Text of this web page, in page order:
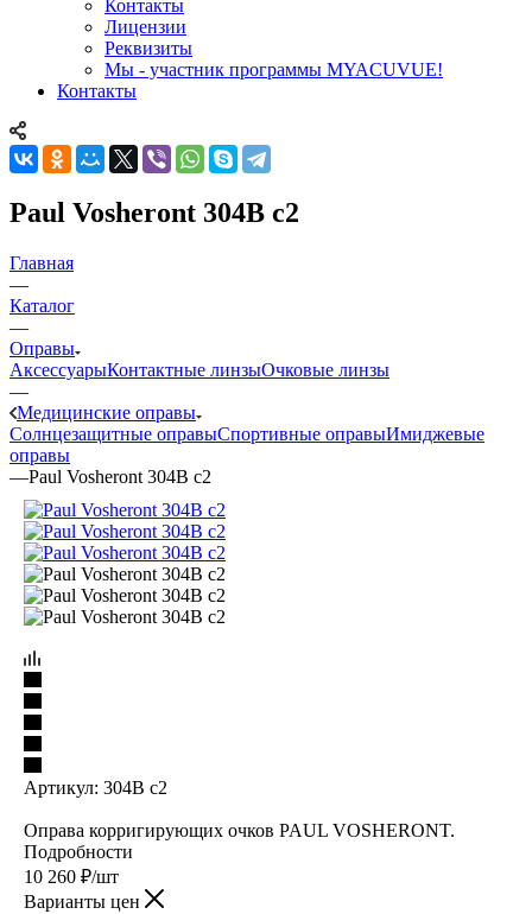
Контакты
Лицензии
Реквизиты
Мы - участник программы MYACUVUE!
Контакты
Paul Vosheront 304B c2
Главная
—
Каталог
—
Оправы
АксессуарыКонтактные линзыОчковые линзы
—
Медицинские оправы
Солнцезащитные оправыСпортивные оправыИмиджевые
оправы
—Paul Vosheront 304B c2
Артикул: 304B c2
Оправа корригирующих очков PAUL VOSHERONT.
Подробности
10 260 ₽/шт
Варианты цен